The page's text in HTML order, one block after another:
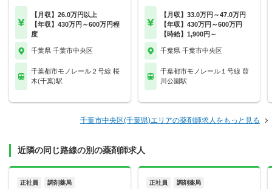
【月収】26.0万円以上
【年収】430万円～600万円程
度
千葉県 千葉市中央区
千葉都市モノレール２号線 桜
木(千葉)駅
【月収】33.0万円～47.0万円
【年収】430万円～600万円
【時給】1,900円～
千葉県 千葉市中央区
千葉都市モノレール１号線 葭
川公園駅
千葉市中央区(千葉県)エリアの薬剤師求人をもっと見る
近隣の同じ路線の別の薬剤師求人
正社員 調剤薬局 正社員 調剤薬局